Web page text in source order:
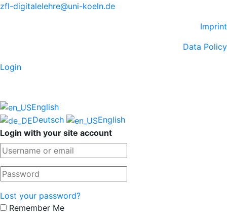
zfl-digitalelehre@uni-koeln.de
Imprint
Data Policy
Login
English
Deutsch
English
Login with your site account
Lost your password?
Remember Me